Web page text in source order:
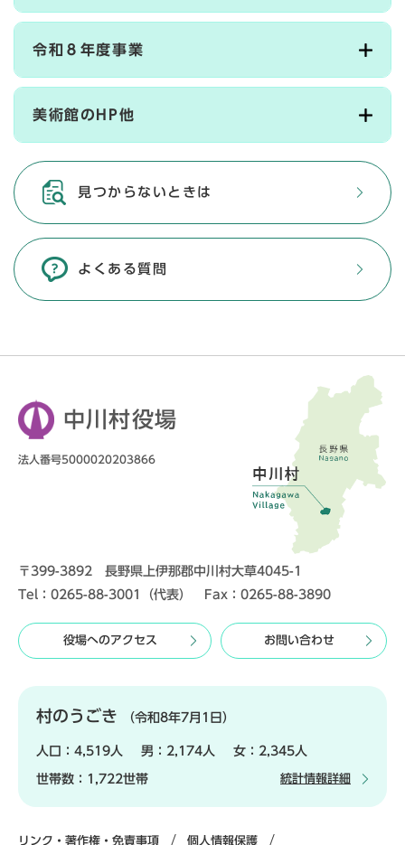
令和８年度事業
美術館のHP他
見つからないときは
よくある質問
中川村役場
法人番号5000020203866
〒399-3892 長野県上伊那郡中川村大草4045-1
Tel：0265-88-3001（代表） Fax：0265-88-3890
役場へのアクセス お問い合わせ
村のうごき （令和8年7月1日）
人口： 4,519人 男： 2,174人 女： 2,345人
世帯数： 1,722世帯 統計情報詳細
リンク・著作権・免責事項 個人情報保護